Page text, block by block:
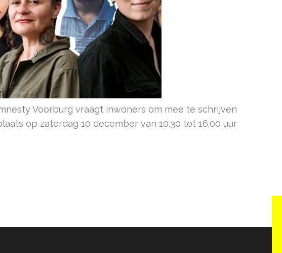
Voorburg vraagt inwoners om mee te schrijven
op zaterdag 10 december van 10.30 tot 16.00 uur